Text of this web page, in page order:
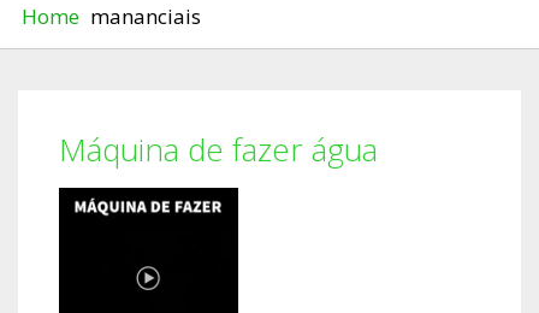
Home mananciais
Máquina de fazer água